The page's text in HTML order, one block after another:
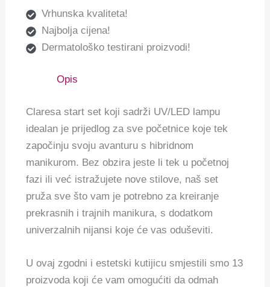
Vrhunska kvaliteta!
Najbolja cijena!
Dermatološko testirani proizvodi!
Opis
Claresa start set koji sadrži UV/LED lampu
idealan je prijedlog za sve početnice koje tek
započinju svoju avanturu s hibridnom
manikurom. Bez obzira jeste li tek u početnoj
fazi ili već istražujete nove stilove, naš set
pruža sve što vam je potrebno za kreiranje
prekrasnih i trajnih manikura, s dodatkom
univerzalnih nijansi koje će vas oduševiti.
U ovaj zgodni i estetski kutijicu smjestili smo 13
proizvoda koji će vam omogućiti da odmah